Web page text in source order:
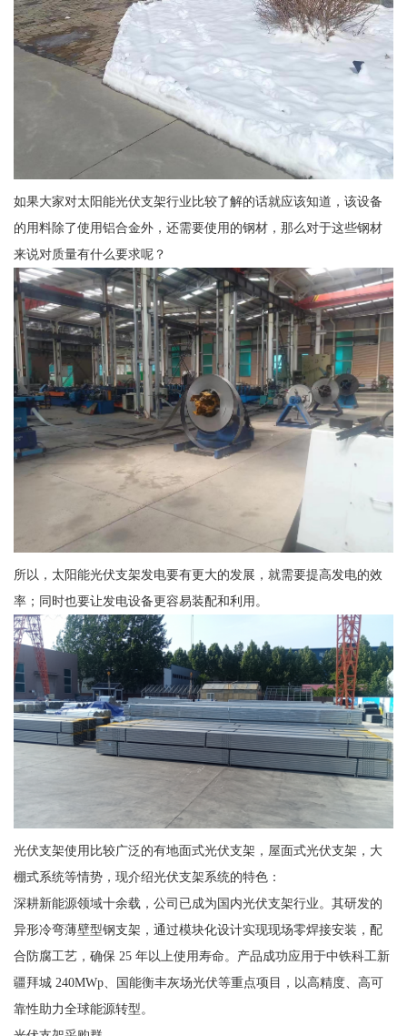
如果大家对太阳能光伏支架行业比较了解的话就应该知道，该设备
的用料除了使用铝合金外，还需要使用的钢材，那么对于这些钢材
来说对质量有什么要求呢？
所以，太阳能光伏支架发电要有更大的发展，就需要提高发电的效
率；同时也要让发电设备更容易装配和利用。
光伏支架使用比较广泛的有地面式光伏支架，屋面式光伏支架，大
棚式系统等情势，现介绍光伏支架系统的特色：
深耕新能源领域十余载，公司已成为国内光伏支架行业。其研发的
异形冷弯薄壁型钢支架，通过模块化设计实现现场零焊接安装，配
合防腐工艺，确保 25 年以上使用寿命。产品成功应用于中铁科工新
疆拜城 240MWp、国能衡丰灰场光伏等重点项目，以高精度、高可
靠性助力全球能源转型。